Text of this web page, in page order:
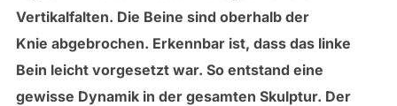
Vertikalfalten. Die Beine sind oberhalb der
Knie abgebrochen. Erkennbar ist, dass das linke
Bein leicht vorgesetzt war. So entstand eine
gewisse Dynamik in der gesamten Skulptur. Der